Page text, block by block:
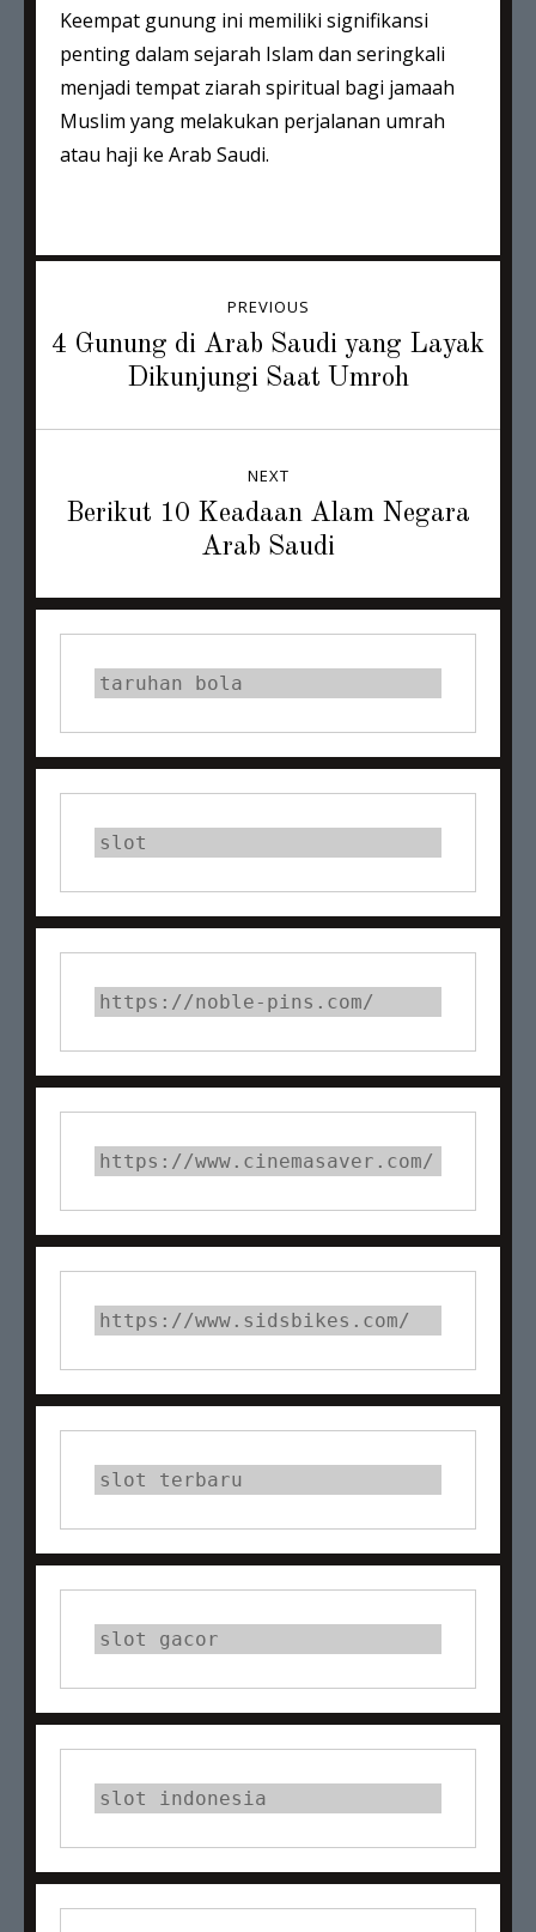
Keempat gunung ini memiliki signifikansi
penting dalam sejarah Islam dan seringkali
menjadi tempat ziarah spiritual bagi jamaah
Muslim yang melakukan perjalanan umrah
atau haji ke Arab Saudi.
navigation
PREVIOUS
Previous
4 Gunung di Arab Saudi yang Layak
Dikunjungi Saat Umroh
NEXT
NextBerikut 10 Keadaan Alam Negara
Arab Saudi
taruhan bola
slot
https://noble-pins.com/
https://www.cinemasaver.com/
https://www.sidsbikes.com/
slot terbaru
slot gacor
slot indonesia